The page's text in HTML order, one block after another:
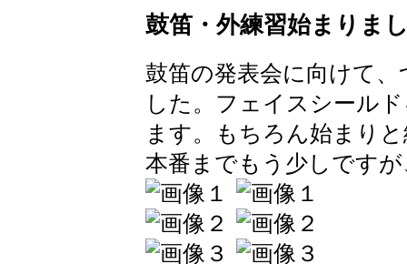
鼓笛・外練習始まりま
鼓笛の発表会に向けて
した。フェイスシール
ます。もちろん始まり
本番までもう少しです